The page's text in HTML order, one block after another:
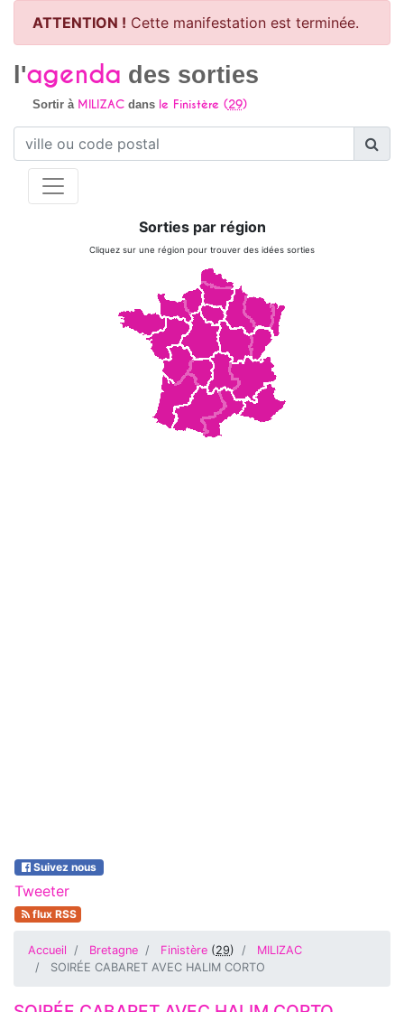
ATTENTION ! Cette manifestation est terminée.
l'agenda des sorties
Sortir à MILIZACdans le Finistère (29)
Sorties par région
Cliquez sur une région pour trouver des idées sorties
Suivez nous
Tweeter
flux RSS
Accueil Bretagne Finistère (29)
MILIZAC
SOIRÉE CABARET AVEC HALIM CORTO